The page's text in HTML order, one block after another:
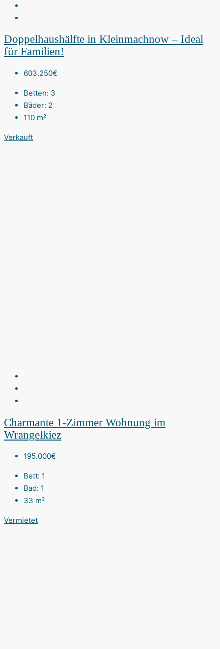
Doppelhaushälfte in Kleinmachnow – Ideal
für Familien!
603.250€
Betten: 3
Bäder: 2
110 m²
Verkauft
Charmante 1-Zimmer Wohnung im
Wrangelkiez
195.000€
Bett: 1
Bad: 1
33 m²
Vermietet